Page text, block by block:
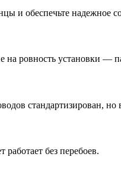
и обеспечьте надежное
ровность установки —
стандартизирован, но
без перебоев.